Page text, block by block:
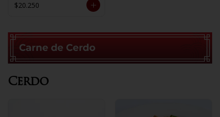
$20.250
Cerdo